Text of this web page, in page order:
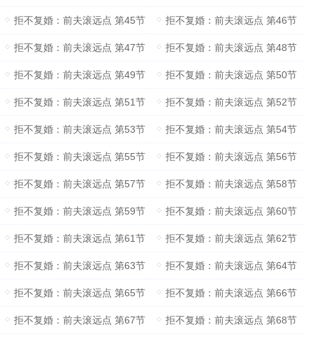
拒不复婚：前夫滚远点 第45节 拒不复婚：前夫滚远点 第46节
拒不复婚：前夫滚远点 第47节 拒不复婚：前夫滚远点 第48节
拒不复婚：前夫滚远点 第49节 拒不复婚：前夫滚远点 第50节
拒不复婚：前夫滚远点 第51节 拒不复婚：前夫滚远点 第52节
拒不复婚：前夫滚远点 第53节 拒不复婚：前夫滚远点 第54节
拒不复婚：前夫滚远点 第55节 拒不复婚：前夫滚远点 第56节
拒不复婚：前夫滚远点 第57节 拒不复婚：前夫滚远点 第58节
拒不复婚：前夫滚远点 第59节 拒不复婚：前夫滚远点 第60节
拒不复婚：前夫滚远点 第61节 拒不复婚：前夫滚远点 第62节
拒不复婚：前夫滚远点 第63节 拒不复婚：前夫滚远点 第64节
拒不复婚：前夫滚远点 第65节 拒不复婚：前夫滚远点 第66节
拒不复婚：前夫滚远点 第67节 拒不复婚：前夫滚远点 第68节